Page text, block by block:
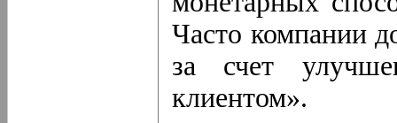
Часто компании
за счет
клиентом».